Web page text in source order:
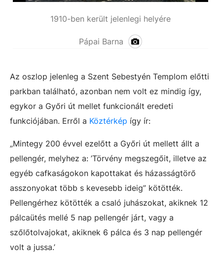
1910-ben került jelenlegi helyére
Pápai Barna
Az oszlop jelenleg a Szent Sebestyén Templom előtti
parkban található, azonban nem volt ez mindig így,
egykor a Győri út mellet funkcionált eredeti
funkciójában. Erről a Köztérkép így ír:
„Mintegy 200 évvel ezelőtt a Győri út mellett állt a
pellengér, melyhez a: ’Törvény megszegőit, illetve az
egyéb cafkaságokon kapottakat és házasságtörő
asszonyokat több s kevesebb ideig” kötötték.
Pellengérhez kötötték a csaló juhászokat, akiknek 12
pálcaütés mellé 5 nap pellengér járt, vagy a
szőlőtolvajokat, akiknek 6 pálca és 3 nap pellengér
volt a jussa.’